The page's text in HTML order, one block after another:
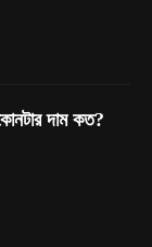
দাম কত?